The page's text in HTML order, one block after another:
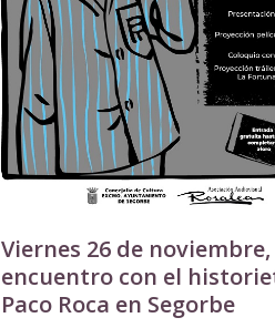
Viernes 26 de noviembre,
encuentro con el
Paco Roca en Segorbe